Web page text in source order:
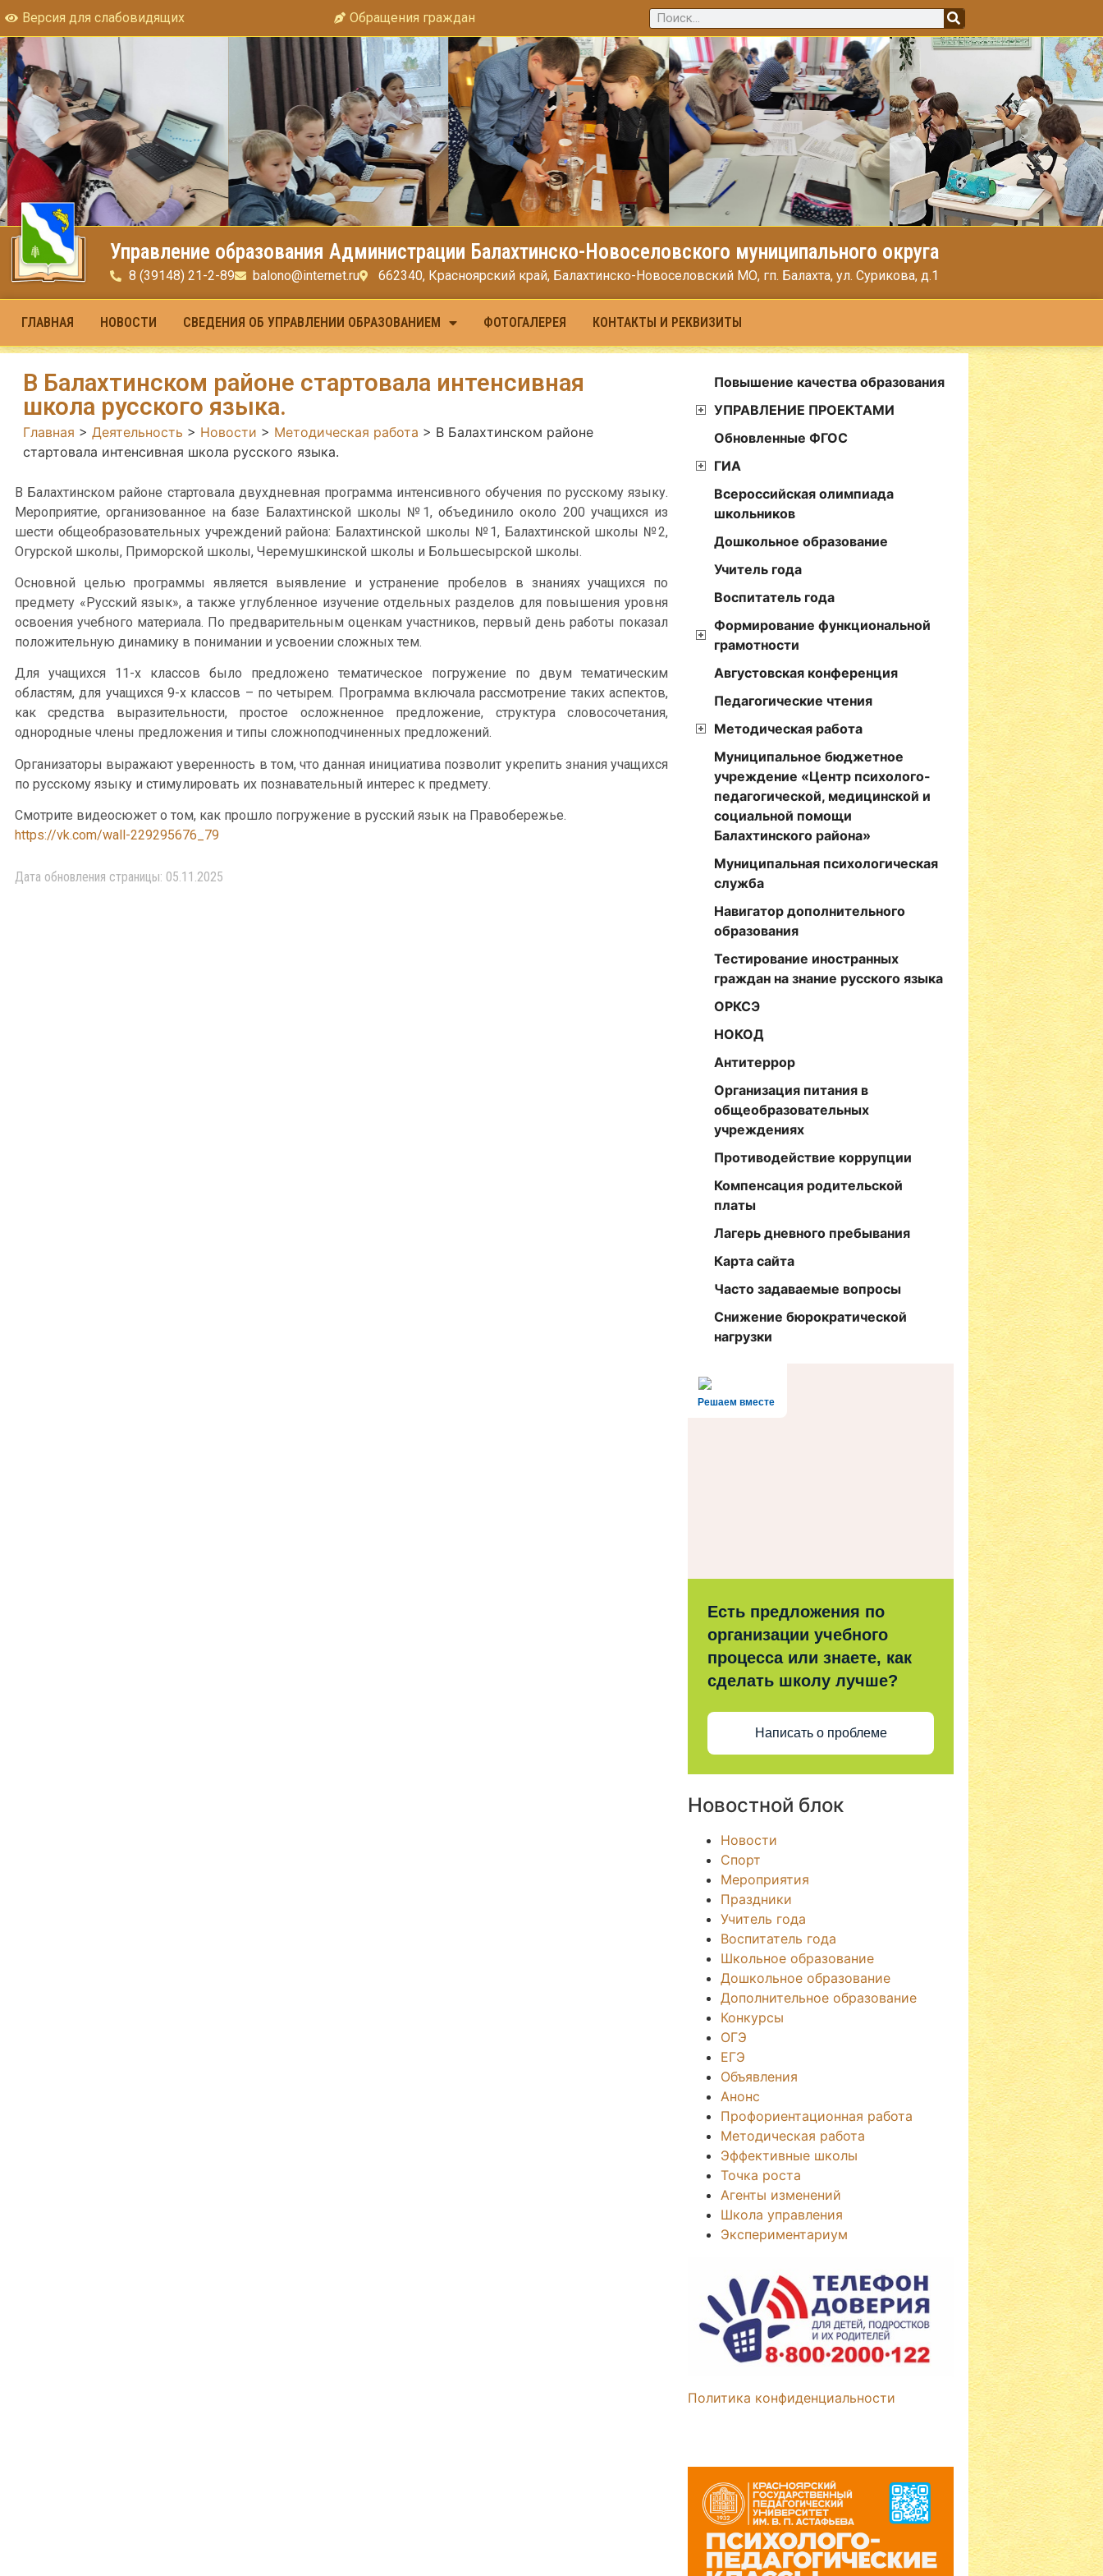
Версия для слабовидящих Обращения граждан
Управление образования Администрации Балахтинско-Новоселовского муниципального округа
8 (39148) 21-2-89 balono@internet.ru 662340, Красноярский край, Балахтинско-Новоселовский МО, гп. Балахта, ул. Сурикова, д.1
ГЛАВНАЯ НОВОСТИ СВЕДЕНИЯ ОБ УПРАВЛЕНИИ ОБРАЗОВАНИЕМ ФОТОГАЛЕРЕЯ КОНТАКТЫ И РЕКВИЗИТЫ
В Балахтинском районе стартовала интенсивная
школа русского языка.
Главная > Деятельность > Новости > Методическая работа > В Балахтинском районе
стартовала интенсивная школа русского языка.
В Балахтинском районе стартовала двухдневная программа интенсивного обучения по русскому языку.
Мероприятие, организованное на базе Балахтинской школы №1, объединило около 200 учащихся из
шести общеобразовательных учреждений района: Балахтинской школы №1, Балахтинской школы №2,
Огурской школы, Приморской школы, Черемушкинской школы и Большесырской школы.
Основной целью программы является выявление и устранение пробелов в знаниях учащихся по
предмету «Русский язык», а также углубленное изучение отдельных разделов для повышения уровня
освоения учебного материала. По предварительным оценкам участников, первый день работы показал
положительную динамику в понимании и усвоении сложных тем.
Для учащихся 11-х классов было предложено тематическое погружение по двум тематическим
областям, для учащихся 9-х классов – по четырем. Программа включала рассмотрение таких аспектов,
как средства выразительности, простое осложненное предложение, структура словосочетания,
однородные члены предложения и типы сложноподчиненных предложений.
Организаторы выражают уверенность в том, что данная инициатива позволит укрепить знания учащихся
по русскому языку и стимулировать их познавательный интерес к предмету.
Смотрите видеосюжет о том, как прошло погружение в русский язык на Правобережье.
https://vk.com/wall-229295676_79
Дата обновления страницы: 05.11.2025
Повышение качества образования
УПРАВЛЕНИЕ ПРОЕКТАМИ
Обновленные ФГОС
ГИА
Всероссийская олимпиада
школьников
Дошкольное образование
Учитель года
Воспитатель года
Формирование функциональной
грамотности
Августовская конференция
Педагогические чтения
Методическая работа
Муниципальное бюджетное
учреждение «Центр психолого-
педагогической, медицинской и
социальной помощи
Балахтинского района»
Муниципальная психологическая
служба
Навигатор дополнительного
образования
Тестирование иностранных
граждан на знание русского языка
ОРКСЭ
НОКОД
Антитеррор
Организация питания в
общеобразовательных
учреждениях
Противодействие коррупции
Компенсация родительской
платы
Лагерь дневного пребывания
Карта сайта
Часто задаваемые вопросы
Снижение бюрократической
нагрузки
Решаем вместе
Есть предложения по
организации учебного
процесса или знаете, как
сделать школу лучше?
Написать о проблеме
Новостной блок
Новости
Спорт
Мероприятия
Праздники
Учитель года
Воспитатель года
Школьное образование
Дошкольное образование
Дополнительное образование
Конкурсы
ОГЭ
ЕГЭ
Объявления
Анонс
Профориентационная работа
Методическая работа
Эффективные школы
Точка роста
Агенты изменений
Школа управления
Экспериментариум
Политика конфиденциальности